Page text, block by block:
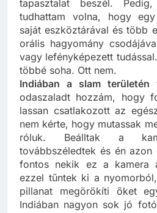
tapasztalat beszél.
tudhattam volna, hogy
saját eszköztárával és több
orális hagyomány
vagy lefényképezett
többé soha. Ott nem.
Indiában a slam területén
odaszaladt hozzám, hogy
lassan csatlakozott az
nem kérte, hogy mutassak
róluk. Beálltak a
továbbszéledtek és én
fontos nekik ez a kamera
ezzel tűntek ki a
pillanat megörökíti őket